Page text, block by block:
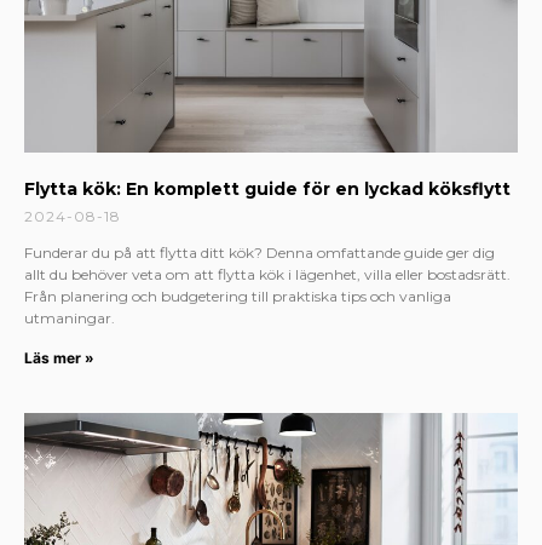
Flytta kök: En komplett guide för en lyckad köksflytt
2024-08-18
Funderar du på att flytta ditt kök? Denna omfattande guide ger dig
allt du behöver veta om att flytta kök i lägenhet, villa eller bostadsrätt.
Från planering och budgetering till praktiska tips och vanliga
utmaningar.
Läs mer »